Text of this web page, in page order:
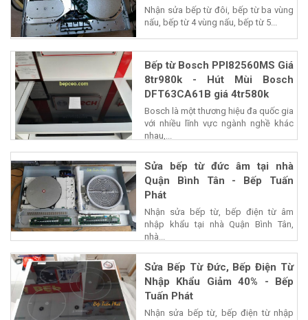
Nhận sửa bếp từ đôi, bếp từ ba vùng
nấu, bếp từ 4 vùng nấu, bếp từ 5...
Bếp từ Bosch PPI82560MS Giá
8tr980k - Hút Mùi Bosch
DFT63CA61B giá 4tr580k
Bosch là một thương hiệu đa quốc gia
với nhiều lĩnh vực ngành nghề khác
nhau,...
Sửa bếp từ đức âm tại nhà
Quận Bình Tân - Bếp Tuấn
Phát
Nhận sửa bếp từ, bếp điện từ âm
nhập khẩu tại nhà Quận Bình Tân,
nhà...
Sửa Bếp Từ Đức, Bếp Điện Từ
Nhập Khẩu Giảm 40% - Bếp
Tuấn Phát
Nhận sửa bếp từ, bếp điện từ nhập